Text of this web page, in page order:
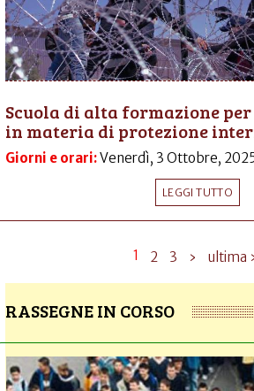
Scuola di alta formazione
in materia di protezione
Giorni e orari:Venerdì, 3 Ottobre,
LEGGI TUTTO
1 2 3 › ultima
RASSEGNE IN CORSO